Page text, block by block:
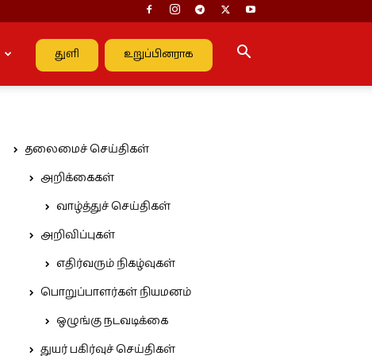
துளி உறுப்பினராக
தலைமைச் செய்திகள்
அறிக்கைகள்
வாழ்த்துச் செய்திகள்
அறிவிப்புகள்
எதிர்வரும் நிகழ்வுகள்
பொறுப்பாளர்கள் நியமனம்
ஒழுங்கு நடவடிக்கை
துயர் பகிர்வுச் செய்திகள்